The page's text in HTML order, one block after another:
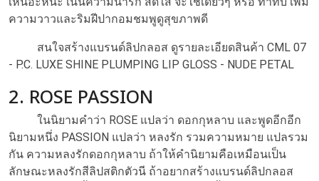
ความวาวและริมฝีปากอมชมพูดูสุขภาพดี
สนใจสร้างแบรนด์ลิปกลอส ดูรายละเอียดสินค้า CML 07
- P.C. LUXE SHINE PLUMPING LIP GLOSS - NUDE PETAL
2. ROSE PASSION
ในนิยามคำว่า ROSE แปลว่า ดอกกุหลาบ และพูดอีกอีก
นิยามหนึ่ง PASSION แปลว่า หลงรัก รวมความหมาย แปลรวม
กัน ความหลงรักดอกกุหลาบ ถ้าให้คำนิยามคือเหมือนเป็น
ลักษณะหลงรักสีลิปสติกตัวนี ถ้าอยากสร้างแบรนด์ลิปกลอส